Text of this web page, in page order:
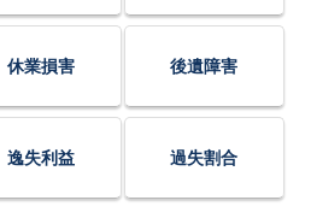
休業損害 後遺障害
逸失利益 過失割合